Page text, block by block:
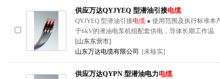
供应万达QYJYEQ 型潜油引接电缆
QYJYEQ 型潜油引接电缆 ● 使用范围及执行标准本
于6kV的潜油电泵机组配套供电，导体长期工作温
[山东东营市]
山东万达电缆有限公司
[未核实]
供应万达QYPN 型潜油电力电缆